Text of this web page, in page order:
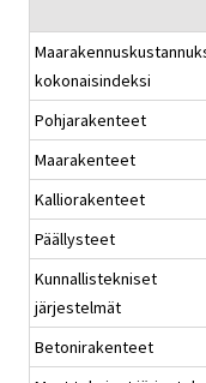
kokonaisindeksi
Pohjarakenteet
Maarakenteet
Kalliorakenteet
Päällysteet
Kunnallistekniset
järjestelmät
Betonirakenteet